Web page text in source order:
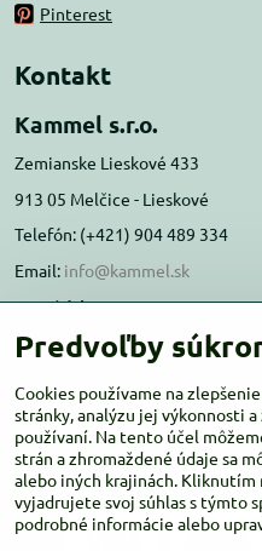
Pinterest
Kontakt
Kammel s.r.o.
Zemianske Lieskové 433
913 05 Melčice - Lieskové
Telefón: (+421) 904 489 334
Email: info@kammel.sk
Prevádzka:
Administratívna budova PD
Otváracie hodiny:PO-ŠT 8:00 -
PIA-NE
Predvoľby
Cookies používame na
stránky, analýzu jej výkonnosti
používaní. Na tento účel
strán a zhromaždené údaje sa
alebo iných krajinách. Kliknutím
vyjadrujete svoj súhlas s týmto
podrobné informácie alebo